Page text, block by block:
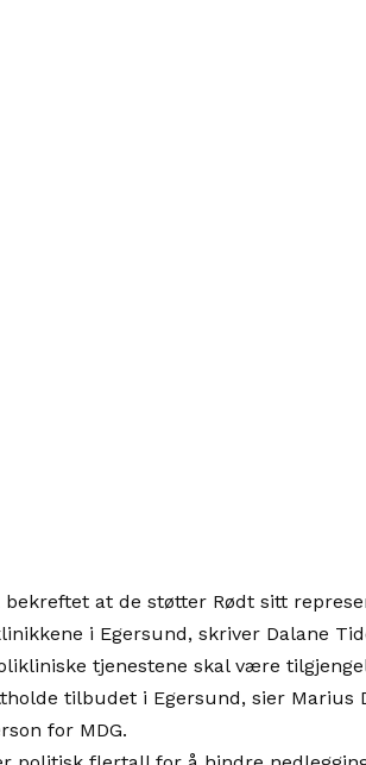
bekreftet at de støtter Rødt sitt
i Egersund, skriver Dalane
tjenestene skal være
tilbudet i Egersund, sier Marius
for MDG.